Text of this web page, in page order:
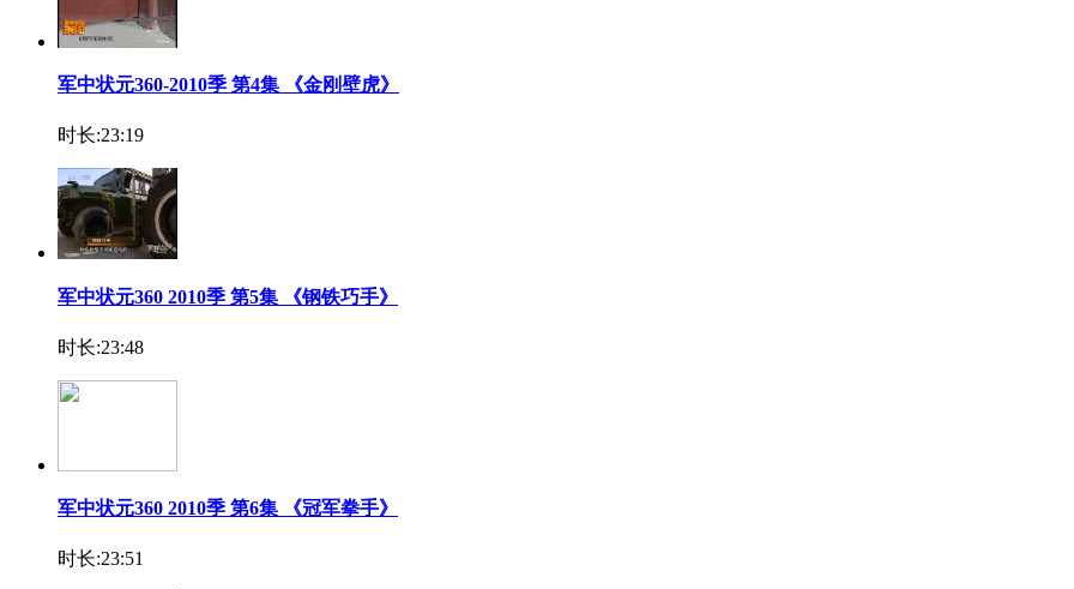
军中状元360-2010季 第4集 《金刚壁虎》
时长:23:19
军中状元360 2010季 第5集 《钢铁巧手》
时长:23:48
军中状元360 2010季 第6集 《冠军拳手》
时长:23:51